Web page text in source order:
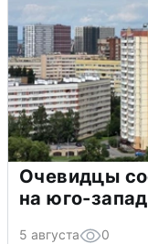
Очевидцы
на юго-
5 августа 0